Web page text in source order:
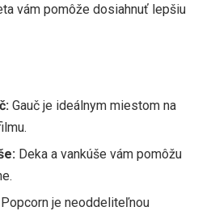
vám pomôže dosiahnuť lepšiu
Gauč je ideálnym miestom na
Deka a vankúše vám pomôžu
Popcorn je neoddeliteľnou